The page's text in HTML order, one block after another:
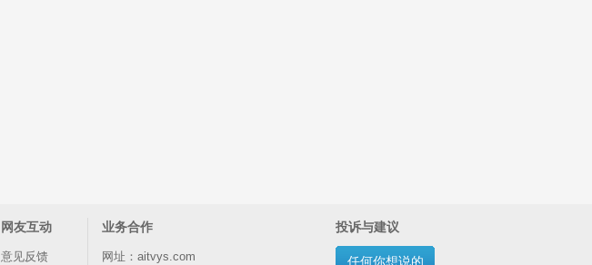
网友互动
意见反馈
业务合作
网址：aitvys.com
投诉与建议
任何你想说的